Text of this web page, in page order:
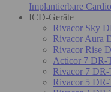
Implantierbare
ICD-Geräte
Rivacor Sky
Rivacor Aura
Rivacor Rise
Acticor 7
Rivacor 7
Rivacor 5